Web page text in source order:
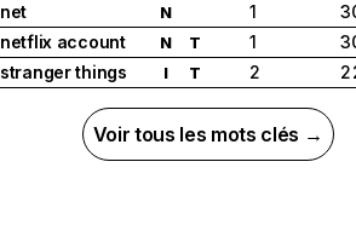
net
N 1
netflix account
N T 1
stranger things
I T 2 2
Voir tous les mots clés →